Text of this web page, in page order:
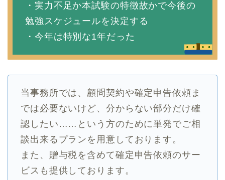
・実力不足か本試験の特徴故かで今後の
勉強スケジュールを決定する
・今年は特別な1年だった
当事務所では、顧問契約や確定申告依頼ま
では必要ないけど、分からない部分だけ確
認したい……という方のために単発でご相
談出来るプランを用意しております。
また、贈与税を含めて確定申告依頼のサー
ビスも提供しております。